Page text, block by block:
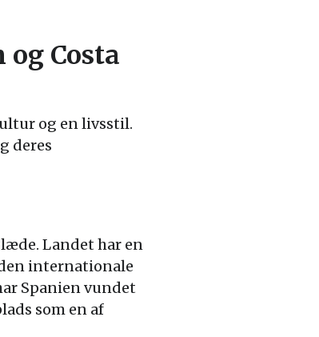
Costa
og en livsstil.
deres
Landet har en
internationale
Spanien vundet
som en af